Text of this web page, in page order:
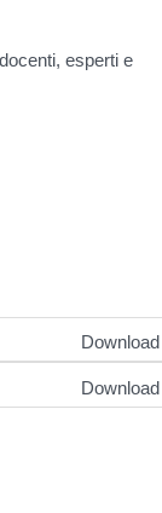
esperti e
Download
Download